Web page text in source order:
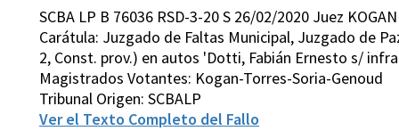
SCBA LP B 76036 RSD-3-20 S 26/02/2020 Juez
Carátula: Juzgado de Faltas Municipal, Juzgado de
2, Const. prov.) en autos 'Dotti, Fabián Ernesto s/
Magistrados Votantes: Kogan-Torres-Soria-Genoud
Tribunal Origen: SCBALP
Ver el Texto Completo del Fallo